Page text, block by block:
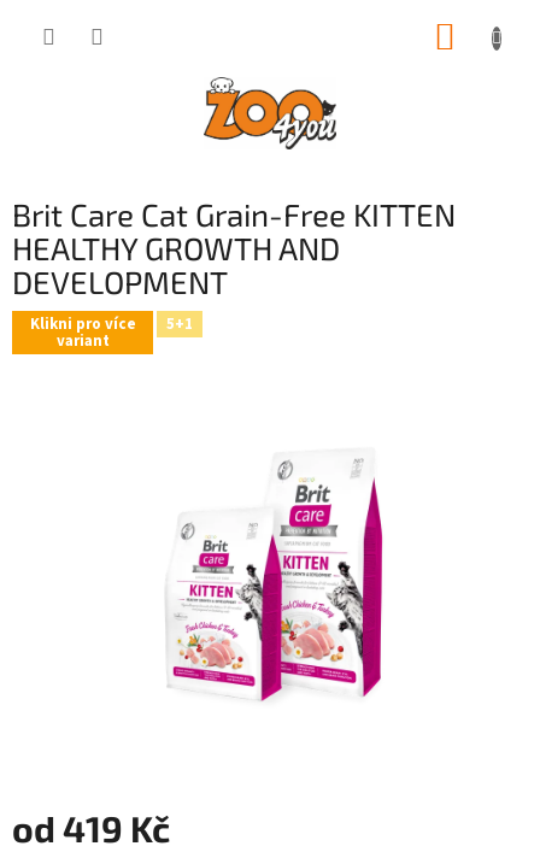
Brit Care Cat Grain-Free KITTEN
HEALTHY GROWTH AND
DEVELOPMENT
Klikni pro více
variant
5+1
od 419 Kč